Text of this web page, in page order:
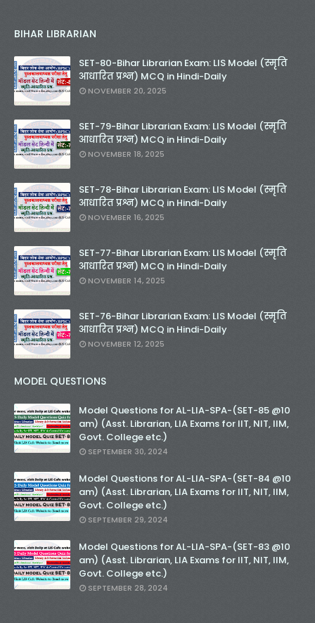
BIHAR LIBRARIAN
SET-80-Bihar Librarian Exam: LIS Model (स्मृति
आधारित प्रश्न) MCQ in Hindi-Daily
NOVEMBER 20, 2025
SET-79-Bihar Librarian Exam: LIS Model (स्मृति
आधारित प्रश्न) MCQ in Hindi-Daily
NOVEMBER 18, 2025
SET-78-Bihar Librarian Exam: LIS Model (स्मृति
आधारित प्रश्न) MCQ in Hindi-Daily
NOVEMBER 16, 2025
SET-77-Bihar Librarian Exam: LIS Model (स्मृति
आधारित प्रश्न) MCQ in Hindi-Daily
NOVEMBER 14, 2025
SET-76-Bihar Librarian Exam: LIS Model (स्मृति
आधारित प्रश्न) MCQ in Hindi-Daily
NOVEMBER 12, 2025
MODEL QUESTIONS
Model Questions for AL-LIA-SPA-(SET-85 @10
am) (Asst. Librarian, LIA Exams for IIT, NIT, IIM,
Govt. College etc.)
SEPTEMBER 30, 2024
Model Questions for AL-LIA-SPA-(SET-84 @10
am) (Asst. Librarian, LIA Exams for IIT, NIT, IIM,
Govt. College etc.)
SEPTEMBER 29, 2024
Model Questions for AL-LIA-SPA-(SET-83 @10
am) (Asst. Librarian, LIA Exams for IIT, NIT, IIM,
Govt. College etc.)
SEPTEMBER 28, 2024